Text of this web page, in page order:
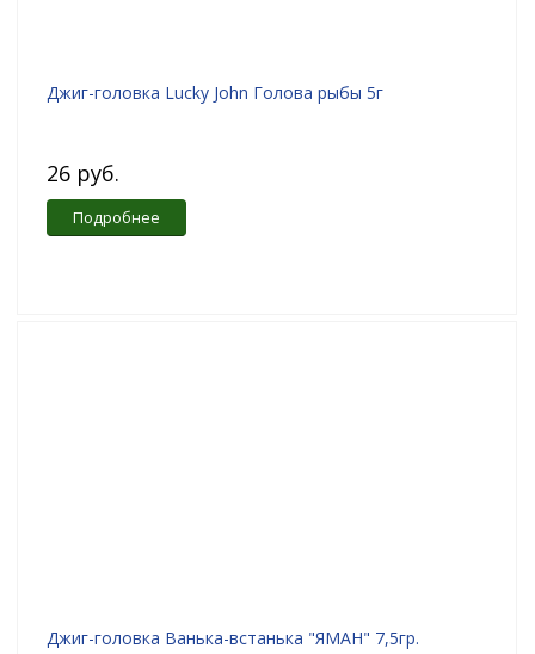
Джиг-головка Lucky John Голова рыбы 5г
26 руб.
Подробнее
Джиг-головка Ванька-встанька "ЯМАН" 7,5гр.